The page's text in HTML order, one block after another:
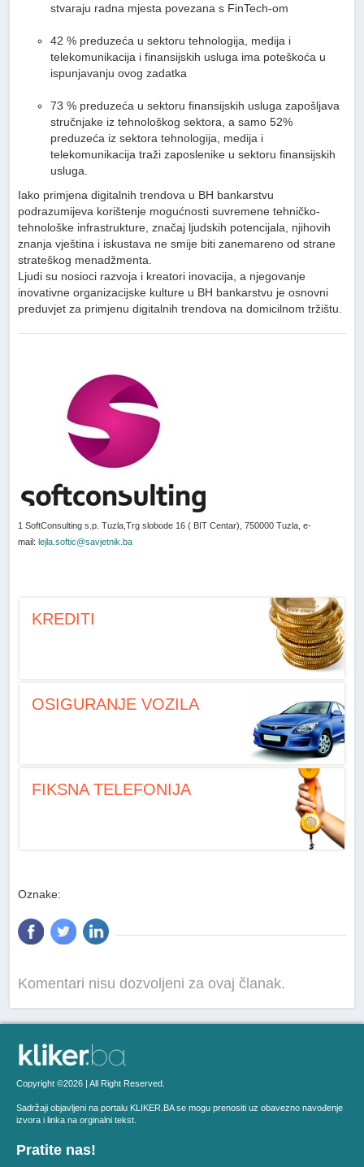
stvaraju radna mjesta povezana s FinTech-om
42 % preduzeća u sektoru tehnologija, medija i
telekomunikacija i finansijskih usluga ima poteškoća u
ispunjavanju ovog zadatka
73 % preduzeća u sektoru finansijskih usluga zapošljava
stručnjake iz tehnološkog sektora, a samo 52%
preduzeća iz sektora tehnologija, medija i
telekomunikacija traži zaposlenike u sektoru finansijskih
usluga.
Iako primjena digitalnih trendova u BH bankarstvu
podrazumijeva korištenje mogućnosti suvremene tehničko-
tehnološke infrastrukture, značaj ljudskih potencijala, njihovih
znanja vještina i iskustava ne smije biti zanemareno od strane
strateškog menadžmenta.
Ljudi su nosioci razvoja i kreatori inovacija, a njegovanje
inovativne organizacijske kulture u BH bankarstvu je osnovni
preduvjet za primjenu digitalnih trendova na domicilnom tržištu.
1 SoftConsulting s.p. Tuzla,Trg slobode 16 ( BIT Centar), 750000 Tuzla, e-
mail:lejla.softic@savjetnik.ba
KREDITI
OSIGURANJE VOZILA
FIKSNA TELEFONIJA
Oznake:
Komentari nisu dozvoljeni za ovaj članak.
Copyright ©2026 | All Right Reserved.
Sadržaji objavljeni na portalu KLIKER.BA se mogu prenositi uz obavezno navođenje
izvora i linka na orginalni tekst.
Pratite nas!